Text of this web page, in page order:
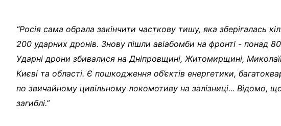
“Росія сама обрала закінчити часткову тишу, яка зберігалась
200 ударних дронів. Знову пішли авіабомби на фронті - понад
Ударні дрони збивалися на Дніпровщині, Житомирщині,
Києві та області. Є пошкодження об’єктів енергетики,
по звичайному цивільному локомотиву на залізниці... Відомо,
загиблі.”